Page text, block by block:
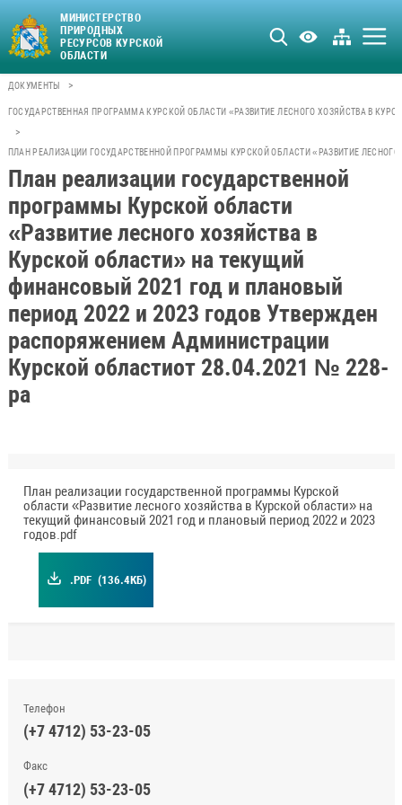
МИНИСТЕРСТВО
ПРИРОДНЫХ
РЕСУРСОВ КУРСКОЙ
ОБЛАСТИ
ДОКУМЕНТЫ >
ГОСУДАРСТВЕННАЯ ПРОГРАММА КУРСКОЙ ОБЛАСТИ «РАЗВИТИЕ ЛЕСНОГО ХОЗЯЙСТВА В
>
ПЛАН РЕАЛИЗАЦИИ ГОСУДАРСТВЕННОЙ ПРОГРАММЫ КУРСКОЙ ОБЛАСТИ «РАЗВИТИЕ
План реализации государственной
программы Курской области
«Развитие лесного хозяйства в
Курской области» на текущий
финансовый 2021 год и плановый
период 2022 и 2023 годов Утвержден
распоряжением Администрации
Курской областиот 28.04.2021 № 228-
ра
План реализации государственной программы Курской
области «Развитие лесного хозяйства в Курской области» на
текущий финансовый 2021 год и плановый период 2022 и 2023
годов.pdf
.PDF (136.4КБ)
Телефон
(+7 4712) 53-23-05
Факс
(+7 4712) 53-23-05